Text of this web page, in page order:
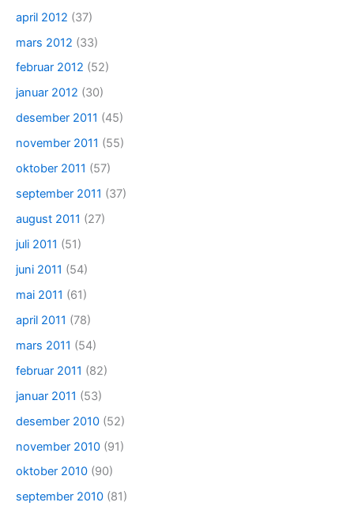
april 2012 (37)
mars 2012 (33)
februar 2012 (52)
januar 2012 (30)
desember 2011 (45)
november 2011 (55)
oktober 2011 (57)
september 2011 (37)
august 2011 (27)
juli 2011 (51)
juni 2011 (54)
mai 2011 (61)
april 2011 (78)
mars 2011 (54)
februar 2011 (82)
januar 2011 (53)
desember 2010 (52)
november 2010 (91)
oktober 2010 (90)
september 2010 (81)